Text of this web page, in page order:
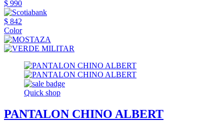
$ 990
$ 842
Color
Quick shop
PANTALON CHINO ALBERT